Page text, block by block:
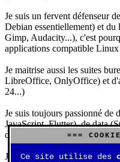
Je suis un fervent défenseur
Debian essentiellement) et
Gimp, Audacity...), c'est
applications compatible
Je maitrise aussi les suites
LibreOffice, OnlyOffice) et
24...)
Je suis toujours passionné de
JavaScript, Flutter), de data
d'IA (principalement Claude
J'aime jouer, surtout aux jeux
===
Ce site utilise des